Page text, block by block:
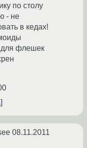
по столу
- не
в кедах!
для флешек
08.11.2011